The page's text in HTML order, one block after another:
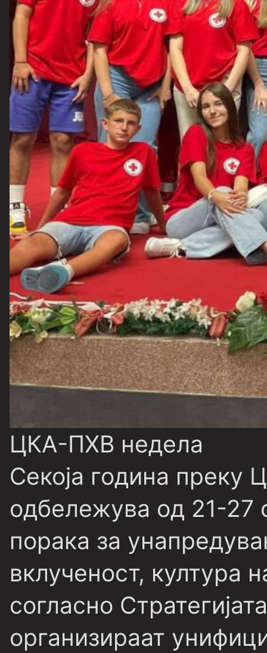
ЦКА-ПХВ недела
Секоја година преку
одбележува од 21-27
порака за
вклученост, култура
согласно
организираат